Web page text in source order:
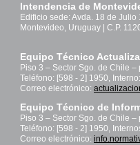
Intendencia de
Edificio sede: Avda. 18 de Julio
Montevideo, Uruguay | C.P.
Equipo Técnico
Piso 3 – Sector Sgo. de Chile –
Teléfono: [598 - 2] 1950,
Correo electrónico:
Equipo Técnico de
Piso 3 – Sector Sgo. de Chile –
Teléfono: [598 - 2] 1950,
Correo electrónico: